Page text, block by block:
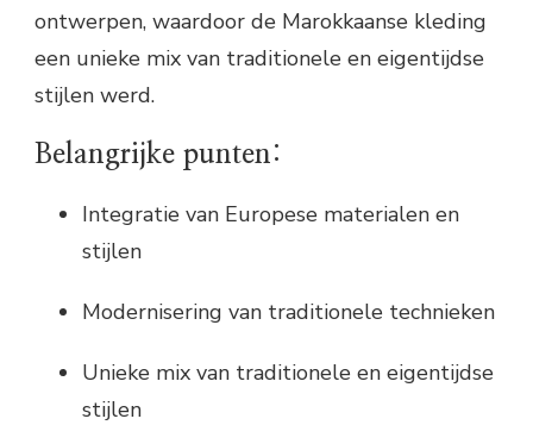
ontwerpen, waardoor de Marokkaanse kleding
een unieke mix van traditionele en eigentijdse
stijlen werd.
Belangrijke punten:
Integratie van Europese materialen en
stijlen
Modernisering van traditionele technieken
Unieke mix van traditionele en eigentijdse
stijlen